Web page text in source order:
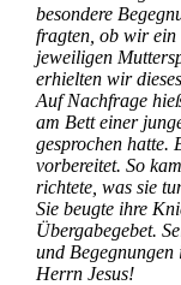
besondere
fragten, ob wir ein
jeweiligen
erhielten wir
Auf Nachfrage
am Bett einer
gesprochen hatte.
vorbereitet. So
richtete, was sie
Sie beugte ihre
Übergabegebet.
und
Herrn Jesus!